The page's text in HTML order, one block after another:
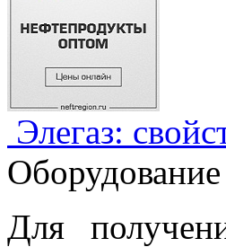
Элегаз:
Для